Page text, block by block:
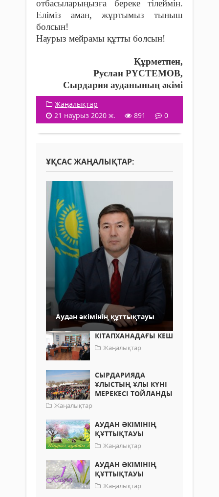
отбасыларыңызға береке тілеймін.
Еліміз аман, жұртымыз тыныш
болсын!
Наурыз мейрамы құтты болсын!
Құрметпен,
Руслан РҮСТЕМОВ,
Сырдария ауданының әкімі
Жаңалықтар
21 наурыз 2020 ж.
891 0
ҰҚСАС ЖАҢАЛЫҚТАР:
Аудан әкімінің құттықтауы
КІТАПХАНАДАҒЫ КЕШ
Жаңалықтар
СЫРДАРИЯДА
ҰЛЫСТЫҢ ҰЛЫ КҮНІ
МЕРЕКЕСІ ТОЙЛАНДЫ
Жаңалықтар
АУДАН ӘКІМІНІҢ
ҚҰТТЫҚТАУЫ
Жаңалықтар
АУДАН ӘКІМІНІҢ
ҚҰТТЫҚТАУЫ
Жаңалықтар